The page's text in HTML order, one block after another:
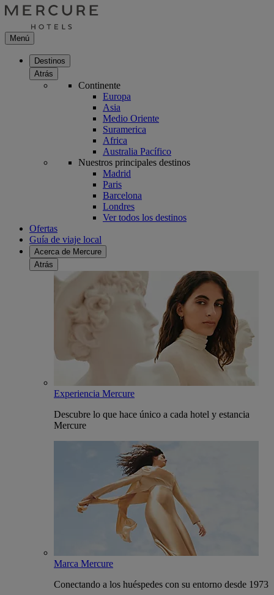
Menú
Destinos
Atrás
Continente
Europa
Asia
Medio Oriente
Suramerica
Africa
Australia Pacífico
Nuestros principales destinos
Madrid
Paris
Barcelona
Londres
Ver todos los destinos
Ofertas
Guía de viaje local
Acerca de Mercure
Atrás
Experiencia Mercure
Descubre lo que hace único a cada hotel y estancia
Mercure
Marca Mercure
Conectando a los huéspedes con su entorno desde 1973